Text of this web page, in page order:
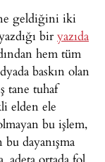
geldiğini iki
biryazıda
hem tüm
baskın olan
tane tuhaf
elden ele
bu işlem,
dayanışma